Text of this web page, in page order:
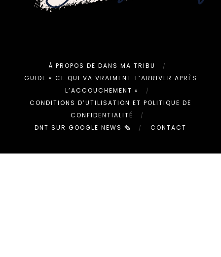
À PROPOS DE DANS MA TRIBU
GUIDE « CE QUI VA VRAIMENT T’ARRIVER APRÈS
L’ACCOUCHEMENT »
CONDITIONS D’UTILISATION ET POLITIQUE DE
CONFIDENTIALITÉ
DNT SUR GOOGLE NEWS 🗞
CONTACT